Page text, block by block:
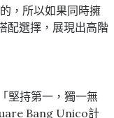
，所以如果同時擁
配選擇，展現出高階
堅持第一，獨一無
Bang Unico計